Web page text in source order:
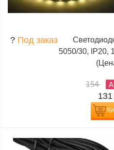
? Под заказ
5050/30, IP20,
154
131